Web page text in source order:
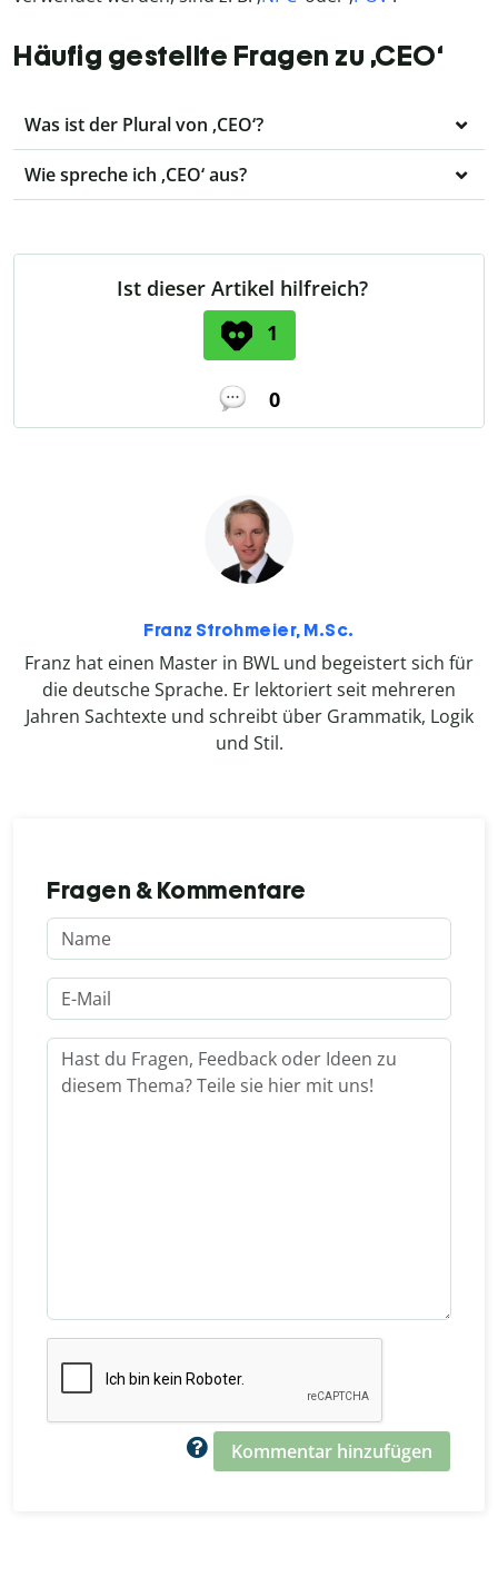
Häufig gestellte Fragen zu ‚CEO‘
Was ist der Plural von ‚CEO‘?
Wie spreche ich ‚CEO‘ aus?
Ist dieser Artikel hilfreich?
1
0
Franz Strohmeier, M.Sc.
Franz hat einen Master in BWL und begeistert sich für
die deutsche Sprache. Er lektoriert seit mehreren
Jahren Sachtexte und schreibt über Grammatik, Logik
und Stil.
Fragen & Kommentare
Kommentar hinzufügen